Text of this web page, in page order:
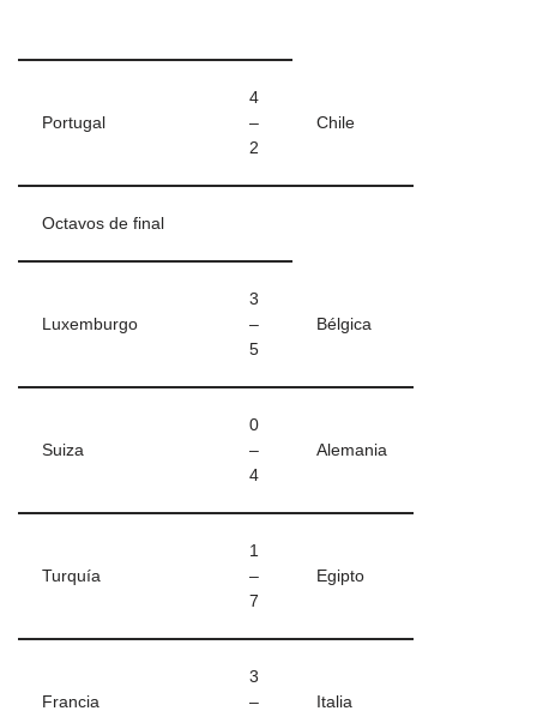
Portugal
4
–
2
Chile
Octavos de final
Luxemburgo
3
–
5
Bélgica
Suiza
0
–
4
Alemania
Turquía
1
–
7
Egipto
Francia
3
–
Italia